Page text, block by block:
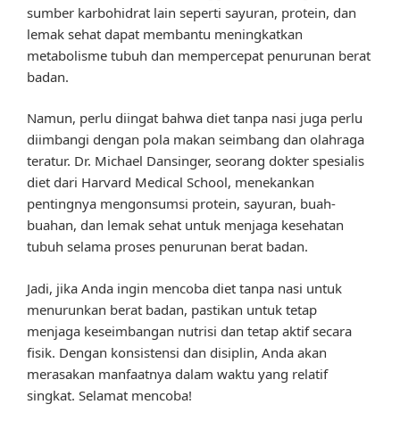
sumber karbohidrat lain seperti sayuran, protein, dan
lemak sehat dapat membantu meningkatkan
metabolisme tubuh dan mempercepat penurunan berat
badan.
Namun, perlu diingat bahwa diet tanpa nasi juga perlu
diimbangi dengan pola makan seimbang dan olahraga
teratur. Dr. Michael Dansinger, seorang dokter spesialis
diet dari Harvard Medical School, menekankan
pentingnya mengonsumsi protein, sayuran, buah-
buahan, dan lemak sehat untuk menjaga kesehatan
tubuh selama proses penurunan berat badan.
Jadi, jika Anda ingin mencoba diet tanpa nasi untuk
menurunkan berat badan, pastikan untuk tetap
menjaga keseimbangan nutrisi dan tetap aktif secara
fisik. Dengan konsistensi dan disiplin, Anda akan
merasakan manfaatnya dalam waktu yang relatif
singkat. Selamat mencoba!